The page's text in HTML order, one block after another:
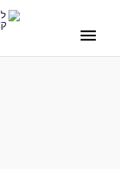
ראשי